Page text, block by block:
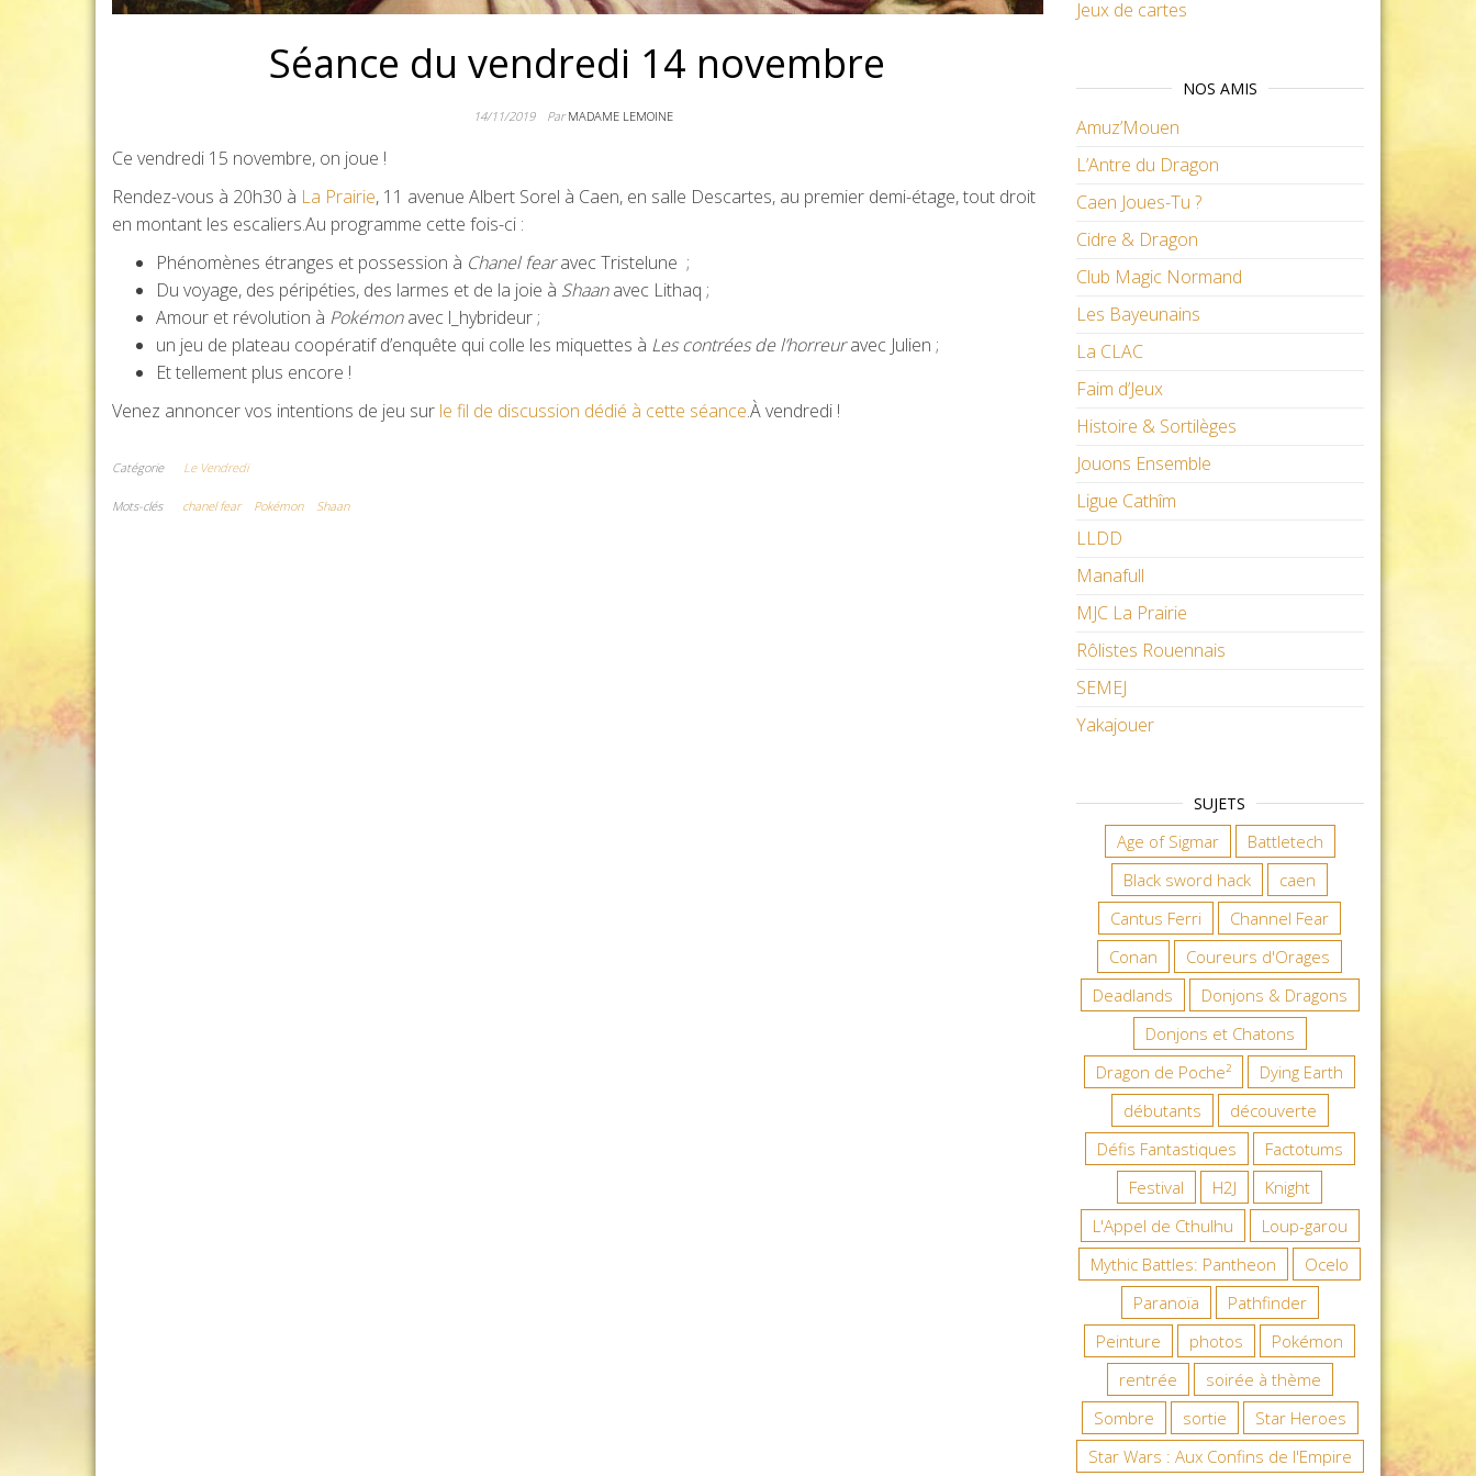
Séance du vendredi 14 novembre
14/11/2019 ParMADAME LEMOINE
Ce vendredi 15 novembre, on joue !
Rendez-vous à 20h30 à La Prairie, 11 avenue Albert Sorel à Caen, en salle Descartes, au premier demi-étage, tout droit
en montant les escaliers.Au programme cette fois-ci :
Phénomènes étranges et possession à Chanel fearavec Tristelune ;
Du voyage, des péripéties, des larmes et de la joie à Shaanavec Lithaq ;
Amour et révolution à Pokémonavec l_hybrideur ;
un jeu de plateau coopératif d’enquête qui colle les miquettes à Les contrées de l’horreuravec Julien ;
Et tellement plus encore !
Venez annoncer vos intentions de jeu sur le fil de discussion dédié à cette séance.À vendredi !
Catégorie Le Vendredi
Mots-clés chanel fear Pokémon Shaan
Jeux de cartes
NOS AMIS
Amuz’Mouen
L’Antre du Dragon
Caen Joues-Tu ?
Cidre & Dragon
Club Magic Normand
Les Bayeunains
La CLAC
Faim d’Jeux
Histoire & Sortilèges
Jouons Ensemble
Ligue Cathîm
LLDD
Manafull
MJC La Prairie
Rôlistes Rouennais
SEMEJ
Yakajouer
SUJETS
Age of Sigmar
Battletech
Black sword hack
caen
Cantus Ferri
Channel Fear
Conan
Coureurs d'Orages
Deadlands
Donjons & Dragons
Donjons et Chatons
Dragon de Poche²
Dying Earth
débutants
découverte
Défis Fantastiques
Factotums
Festival
H2J
Knight
L'Appel de Cthulhu
Loup-garou
Mythic Battles: Pantheon
Ocelo
Paranoïa
Pathfinder
Peinture
photos
Pokémon
rentrée
soirée à thème
Sombre
sortie
Star Heroes
Star Wars : Aux Confins de l'Empire